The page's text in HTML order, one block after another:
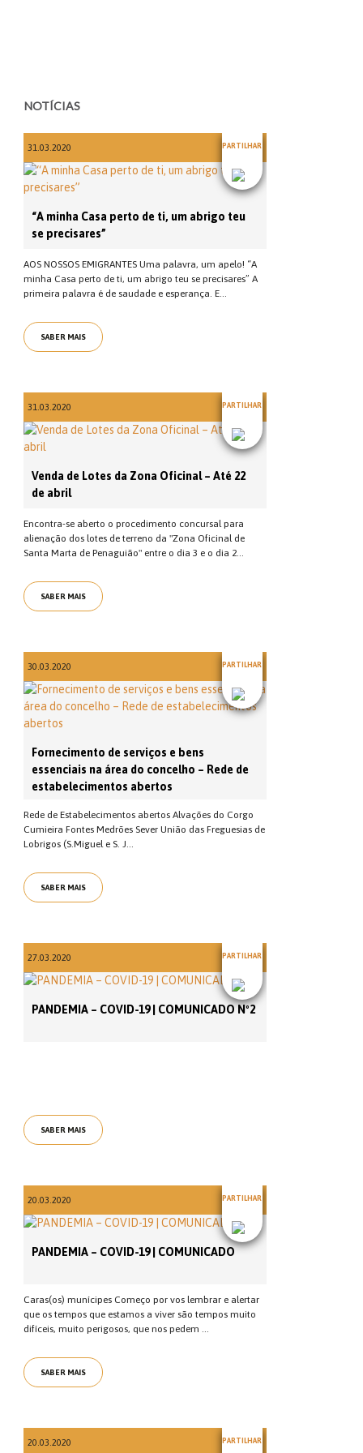
NOTÍCIAS
31.03.2020 PARTILHAR
“A minha Casa perto de ti, um abrigo teu
se precisares”
AOS NOSSOS EMIGRANTES Uma palavra, um apelo! “A
minha Casa perto de ti, um abrigo teu se precisares” A
primeira palavra é de saudade e esperança. E...
SABER MAIS
31.03.2020 PARTILHAR
Venda de Lotes da Zona Oficinal – Até 22
de abril
Encontra-se aberto o procedimento concursal para
alienação dos lotes de terreno da "Zona Oficinal de
Santa Marta de Penaguião" entre o dia 3 e o dia 2...
SABER MAIS
30.03.2020 PARTILHAR
Fornecimento de serviços e bens
essenciais na área do concelho – Rede de
estabelecimentos abertos
Rede de Estabelecimentos abertos Alvações do Corgo
Cumieira Fontes Medrões Sever União das Freguesias de
Lobrigos (S.Miguel e S. J...
SABER MAIS
27.03.2020 PARTILHAR
PANDEMIA – COVID-19 | COMUNICADO Nº2
SABER MAIS
20.03.2020 PARTILHAR
PANDEMIA – COVID-19 | COMUNICADO
Caras(os) munícipes Começo por vos lembrar e alertar
que os tempos que estamos a viver são tempos muito
difíceis, muito perigosos, que nos pedem ...
SABER MAIS
20.03.2020 PARTILHAR